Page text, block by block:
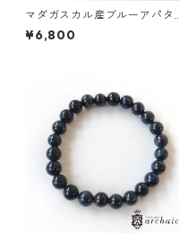
マダガスカル産ブルーアパタ
イトのブレスレット(6.5mm)
¥6,800